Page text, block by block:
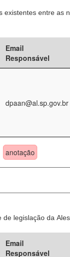
existentes entre as
Email
Responsável
dpaan@al.sp.gov.br
anotação
de legislação da
Email
Responsável